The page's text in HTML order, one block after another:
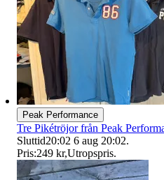
Peak Performance
Tre Pikétröjor från Peak
Sluttid20:02 6 aug 20:02.
Pris:249 kr,Utropspris.